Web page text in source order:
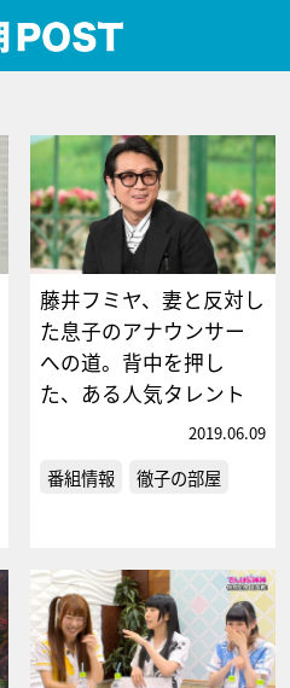
藤井フミヤ、妻と反対し
た息子のアナウンサー
への道。背中を押し
た、ある人気タレント
2019.06.09
番組情報 徹子の部屋